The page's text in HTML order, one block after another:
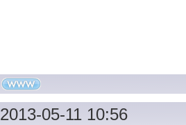
2013-05-11 10:56